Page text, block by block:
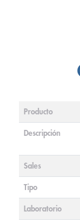
Producto
Descripción
Sales
Tipo
Laboratorio